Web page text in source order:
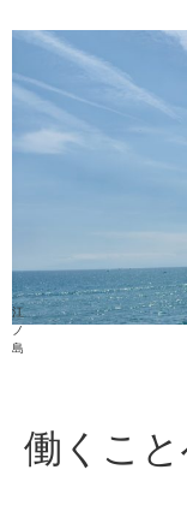
江
ノ
島
働くこ